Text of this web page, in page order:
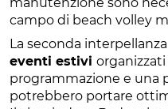
campo di beach volley
La seconda
eventi estivi
programmazione e una
potrebbero portare